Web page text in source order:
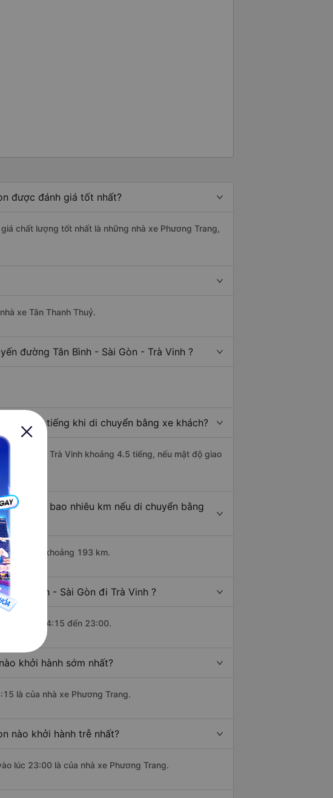
được đánh giá tốt nhất?
chất lượng tốt nhất là những nhà xe Phương Trang,
xe Tân Thanh Thuỷ.
đường Tân Bình - Sài Gòn - Trà Vinh ?
nhiêu tiếng khi di chuyển bằng xe khách?
Gòn đi Trà Vinh khoảng 4.5 tiếng, nếu mật độ giao
Vinh là bao nhiêu km nếu di chuyển bằng
chiều dài khoảng 193 km.
Tân Bình - Sài Gòn đi Trà Vinh ?
bắt đầu từ 4:15 đến 23:00.
khởi hành sớm nhất?
là của nhà xe Phương Trang.
nào khởi hành trễ nhất?
lúc 23:00 là của nhà xe Phương Trang.